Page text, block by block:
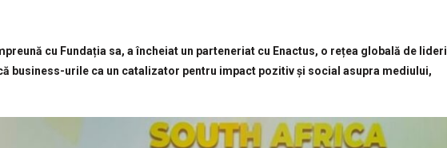
cu Fundația sa, a încheiat un parteneriat cu Enactus, o rețea globală de lideri
business-urile ca un catalizator pentru impact pozitiv și social asupra mediului,